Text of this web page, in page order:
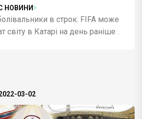
НОВИНИ
в строк: FIFA може
світу в Катарі на день раніше .
03-02